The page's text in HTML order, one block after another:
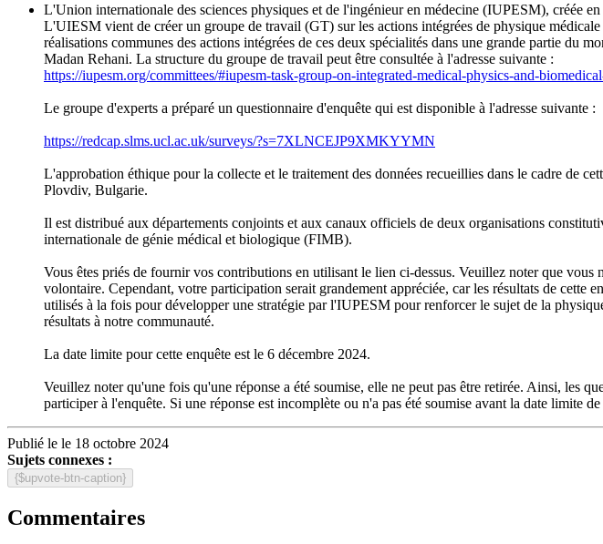
L'Union internationale des sciences physiques et de l'ingénieur en médecine (IUPESM), créée
L'UIESM vient de créer un groupe de travail (GT) sur les actions intégrées de physique
réalisations communes des actions intégrées de ces deux spécialités dans une grande partie
Madan Rehani. La structure du groupe de travail peut être consultée à l'adresse suivante :
https://iupesm.org/committees/#iupesm-task-group-on-integrated-medical-physics-and-
Le groupe d'experts a préparé un questionnaire d'enquête qui est disponible à l'adresse suivante :
https://redcap.slms.ucl.ac.uk/surveys/?s=7XLNCEJP9XMKYYMN
L'approbation éthique pour la collecte et le traitement des données recueillies dans le cadre de
Plovdiv, Bulgarie.
Il est distribué aux départements conjoints et aux canaux officiels de deux organisations
internationale de génie médical et biologique (FIMB).
Vous êtes priés de fournir vos contributions en utilisant le lien ci-dessus. Veuillez noter que
volontaire. Cependant, votre participation serait grandement appréciée, car les résultats de cette
utilisés à la fois pour développer une stratégie par l'IUPESM pour renforcer le sujet de la
résultats à notre communauté.
La date limite pour cette enquête est le 6 décembre 2024.
Veuillez noter qu'une fois qu'une réponse a été soumise, elle ne peut pas être retirée. Ainsi, les
participer à l'enquête. Si une réponse est incomplète ou n'a pas été soumise avant la date limite
Publié le le 18 octobre 2024
Sujets connexes :
{$upvote-btn-caption}
Commentaires